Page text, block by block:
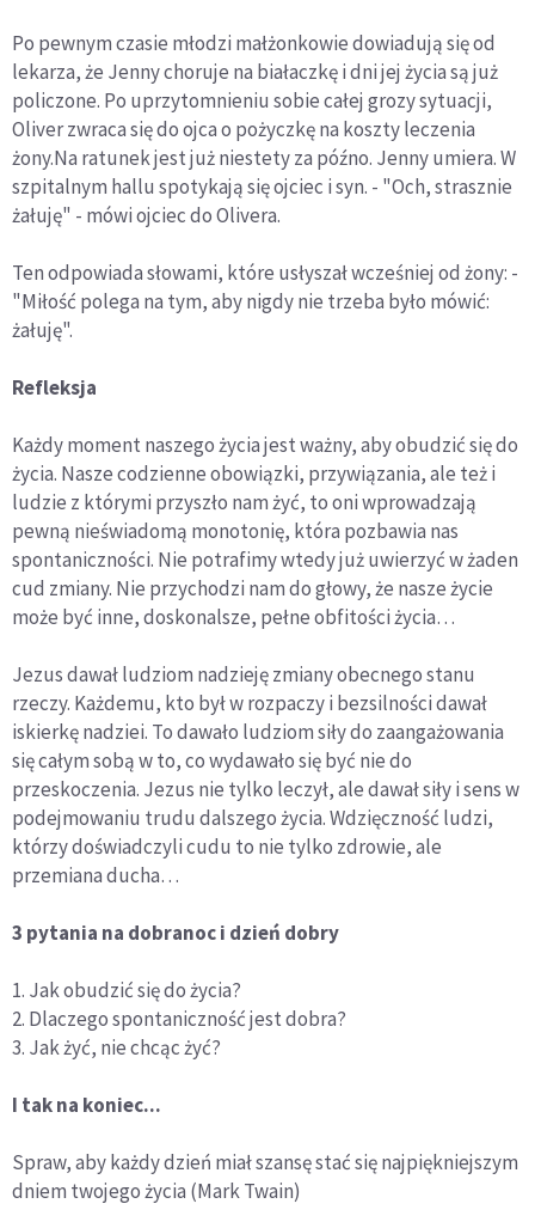
Po pewnym czasie młodzi małżonkowie dowiadują się od
lekarza, że Jenny choruje na białaczkę i dni jej życia są już
policzone. Po uprzytomnieniu sobie całej grozy sytuacji,
Oliver zwraca się do ojca o pożyczkę na koszty leczenia
żony.Na ratunek jest już niestety za późno. Jenny umiera. W
szpitalnym hallu spotykają się ojciec i syn. - "Och, strasznie
żałuję" - mówi ojciec do Olivera.
Ten odpowiada słowami, które usłyszał wcześniej od żony: -
"Miłość polega na tym, aby nigdy nie trzeba było mówić:
żałuję".
Refleksja
Każdy moment naszego życia jest ważny, aby obudzić się do
życia. Nasze codzienne obowiązki, przywiązania, ale też i
ludzie z którymi przyszło nam żyć, to oni wprowadzają
pewną nieświadomą monotonię, która pozbawia nas
spontaniczności. Nie potrafimy wtedy już uwierzyć w żaden
cud zmiany. Nie przychodzi nam do głowy, że nasze życie
może być inne, doskonalsze, pełne obfitości życia…
Jezus dawał ludziom nadzieję zmiany obecnego stanu
rzeczy. Każdemu, kto był w rozpaczy i bezsilności dawał
iskierkę nadziei. To dawało ludziom siły do zaangażowania
się całym sobą w to, co wydawało się być nie do
przeskoczenia. Jezus nie tylko leczył, ale dawał siły i sens w
podejmowaniu trudu dalszego życia. Wdzięczność ludzi,
którzy doświadczyli cudu to nie tylko zdrowie, ale
przemiana ducha…
3 pytania na dobranoc i dzień dobry
1. Jak obudzić się do życia?
2. Dlaczego spontaniczność jest dobra?
3. Jak żyć, nie chcąc żyć?
I tak na koniec...
Spraw, aby każdy dzień miał szansę stać się najpiękniejszym
dniem twojego życia (Mark Twain)